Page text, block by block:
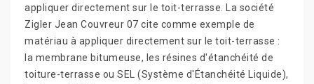
appliquer directement sur le toit-terrasse. La société
Zigler Jean Couvreur 07 cite comme exemple de
matériau à appliquer directement sur le toit-terrasse :
la membrane bitumeuse, les résines d'étanchéité de
toiture-terrasse ou SEL (Système d'Étanchéité Liquide),